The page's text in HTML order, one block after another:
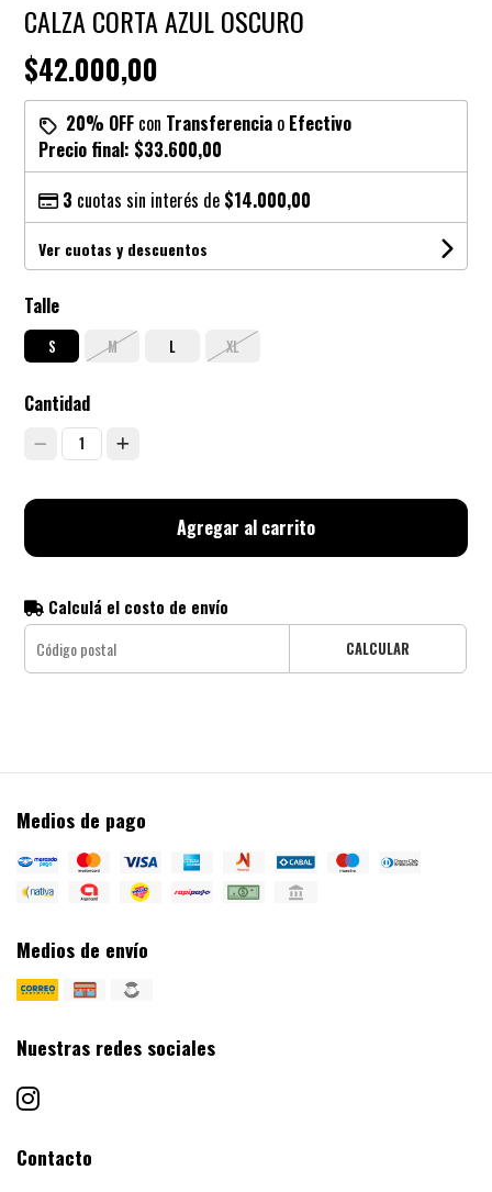
CALZA CORTA AZUL OSCURO
$42.000,00
20% OFF con Transferencia o Efectivo
Precio final: $33.600,00
3 cuotas sin interés de $14.000,00
Ver cuotas y descuentos
Talle
S M L XL
Cantidad
1
Agregar al carrito
Calculá el costo de envío
CALCULAR
Medios de pago
Medios de envío
Nuestras redes sociales
Contacto